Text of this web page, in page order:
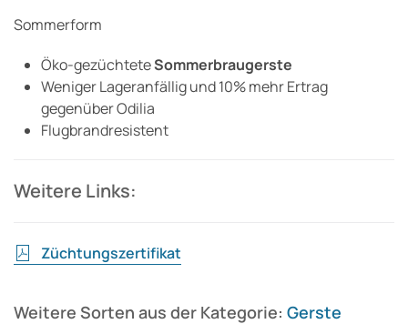
Sommerform
Öko-gezüchteteSommerbraugerste
Weniger Lageranfällig und 10% mehr Ertrag
gegenüber Odilia
Flugbrandresistent
Weitere Links:
Züchtungszertifikat
Weitere Sorten aus der Kategorie: Gerste